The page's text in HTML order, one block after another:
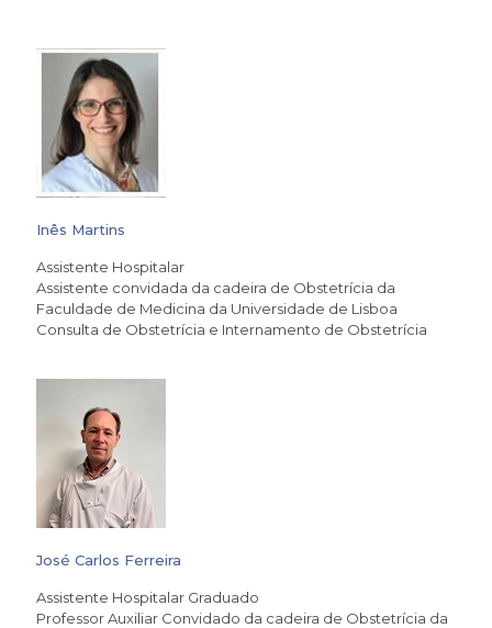
Inês Martins
Assistente Hospitalar
Assistente convidada da cadeira de Obstetrícia da
Faculdade de Medicina da Universidade de Lisboa
Consulta de Obstetrícia e Internamento de Obstetrícia
José Carlos Ferreira
Assistente Hospitalar Graduado
Professor Auxiliar Convidado da cadeira de Obstetrícia da